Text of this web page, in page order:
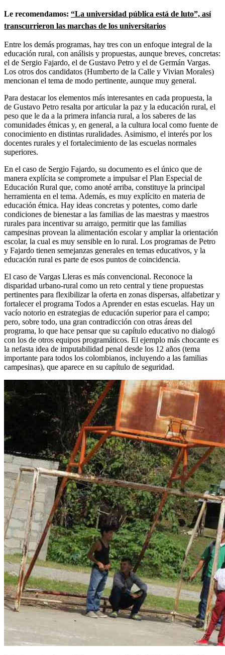
Le recomendamos: “La universidad pública está de luto”, así
transcurrieron las marchas de los universitarios
Entre los demás programas, hay tres con un enfoque integral de la
educación rural, con análisis y propuestas, aunque breves, concretas:
el de Sergio Fajardo, el de Gustavo Petro y el de Germán Vargas.
Los otros dos candidatos (Humberto de la Calle y Vivian Morales)
mencionan el tema de modo pertinente, aunque muy general.
Para destacar los elementos más interesantes en cada propuesta, la
de Gustavo Petro resalta por articular la paz y la educación rural, el
peso que le da a la primera infancia rural, a los saberes de las
comunidades étnicas y, en general, a la cultura local como fuente de
conocimiento en distintas ruralidades. Asimismo, el interés por los
docentes rurales y el fortalecimiento de las escuelas normales
superiores.
En el caso de Sergio Fajardo, su documento es el único que de
manera explícita se compromete a impulsar el Plan Especial de
Educación Rural que, como anoté arriba, constituye la principal
herramienta en el tema. Además, es muy explícito en materia de
educación étnica. Hay ideas concretas y potentes, como darle
condiciones de bienestar a las familias de las maestras y maestros
rurales para incentivar su arraigo, permitir que las familias
campesinas provean la alimentación escolar y ampliar la orientación
escolar, la cual es muy sensible en lo rural. Los programas de Petro
y Fajardo tienen semejanzas generales en temas educativos, y la
educación rural es parte de esos puntos de coincidencia.
El caso de Vargas Lleras es más convencional. Reconoce la
disparidad urbano-rural como un reto central y tiene propuestas
pertinentes para flexibilizar la oferta en zonas dispersas, alfabetizar y
fortalecer el programa Todos a Aprender en estas escuelas. Hay un
vacío notorio en estrategias de educación superior para el campo;
pero, sobre todo, una gran contradicción con otras áreas del
programa, lo que hace pensar que su capítulo educativo no dialogó
con los de otros equipos programáticos. El ejemplo más chocante es
la nefasta idea de imputabilidad penal desde los 12 años (tema
importante para todos los colombianos, incluyendo a las familias
campesinas), que aparece en su capítulo de seguridad.